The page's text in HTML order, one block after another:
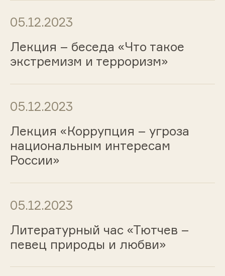
05.12.2023
Лекция – беседа «Что такое
экстремизм и терроризм»
05.12.2023
Лекция «Коррупция – угроза
национальным интересам
России»
05.12.2023
Литературный час «Тютчев –
певец природы и любви»